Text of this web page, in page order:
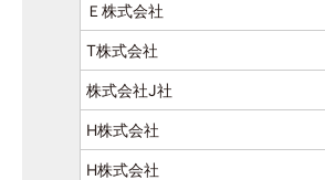
Ｅ株式会社
T株式会社
株式会社J社
H株式会社
H株式会社